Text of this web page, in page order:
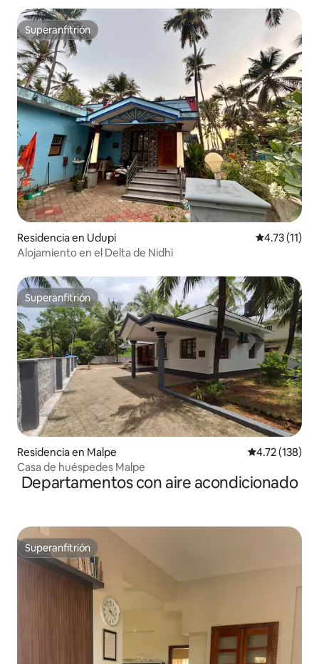
Superanfitrión
Superanfitrión
Residencia en Udupi Calificación
4.73 (11)
Alojamiento en el Delta de Nidhi
Superanfitrión
Superanfitrión
Residencia en Malpe Calificación
4.72 (138)
Casa de huéspedes Malpe
Departamentos con aire acondicionado
Superanfitrión
Superanfitrión